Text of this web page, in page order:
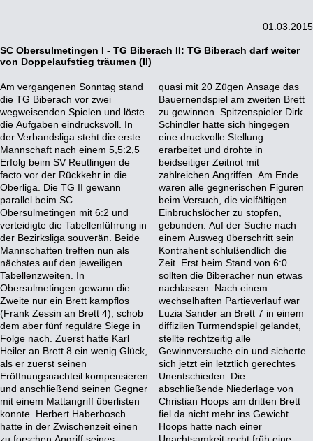
01.03.2015
SC Obersulmetingen I - TG Biberach II: TG Biberach darf weiter
von Doppelaufstieg träumen (II)
Am vergangenen Sonntag stand
die TG Biberach vor zwei
wegweisenden Spielen und löste
die Aufgaben eindrucksvoll. In
der Verbandsliga steht die erste
Mannschaft nach einem 5,5:2,5
Erfolg beim SV Reutlingen de
facto vor der Rückkehr in die
Oberliga. Die TG II gewann
parallel beim SC
Obersulmetingen mit 6:2 und
verteidigte die Tabellenführung in
der Bezirksliga souverän. Beide
Mannschaften treffen nun als
nächstes auf den jeweiligen
Tabellenzweiten. In
Obersulmetingen gewann die
Zweite nur ein Brett kampflos
(Frank Zessin an Brett 4), schob
dem aber fünf reguläre Siege in
Folge nach. Zuerst hatte Karl
Heiler an Brett 8 ein wenig Glück,
als er zuerst seinen
Eröffnungsnachteil kompensieren
und anschließend seinen Gegner
mit einem Mattangriff überlisten
konnte. Herbert Haberbosch
hatte in der Zwischenzeit einen
zu forschen Angriff seines
quasi mit 20 Zügen Ansage das
Bauernendspiel am zweiten Brett
zu gewinnen. Spitzenspieler Dirk
Schindler hatte sich hingegen
eine druckvolle Stellung
erarbeitet und drohte in
beidseitiger Zeitnot mit
zahlreichen Angriffen. Am Ende
waren alle gegnerischen Figuren
beim Versuch, die vielfältigen
Einbruchslöcher zu stopfen,
gebunden. Auf der Suche nach
einem Ausweg überschritt sein
Kontrahent schlußendlich die
Zeit. Erst beim Stand von 6:0
sollten die Biberacher nun etwas
nachlassen. Nach einem
wechselhaften Partieverlauf war
Luzia Sander an Brett 7 in einem
diffizilen Turmendspiel gelandet,
stellte rechtzeitig alle
Gewinnversuche ein und sicherte
sich jetzt ein letztlich gerechtes
Unentschieden. Die
abschließende Niederlage von
Christian Hoops am dritten Brett
fiel da nicht mehr ins Gewicht.
Hoops hatte nach einer
Unachtsamkeit recht früh eine